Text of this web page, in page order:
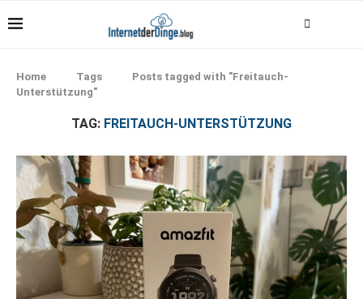
Home Tags
Posts tagged with "Freitauch-
Unterstützung"
TAG: FREITAUCH-UNTERSTÜTZUNG